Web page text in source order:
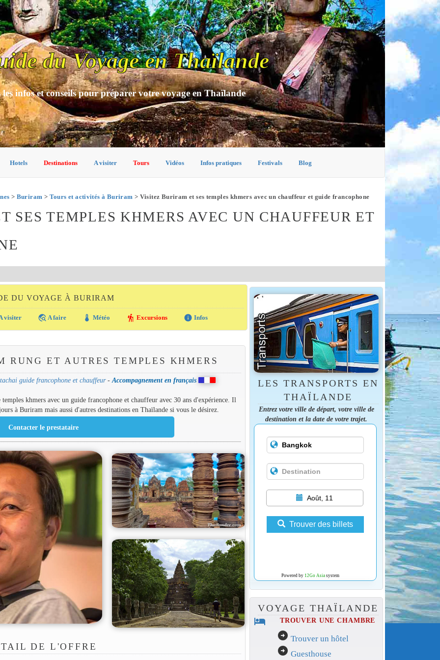
du Voyage en Thaïlande
les infos et conseils pour préparer votre voyage en Thaïlande
Hotels Destinations A visiter Tours Vidéos Infos pratiques Festivals Blog
> Buriram > Tours et activités à Buriram > Visitez Buriram et ses temples khmers avec un chauffeur et guide francophone
SES TEMPLES KHMERS AVEC UN CHAUFFEUR ET
DU VOYAGE À BURIRAM
visiter travel_explore A faire thermostat Météo hiking Excursions info Infos
RUNG ET AUTRES TEMPLES KHMERS
guide francophone et chauffeur- Accompagnement en français
khmers avec un guide francophone et chauffeur avec 30 ans d'expérience. Il
à Buriram mais aussi d'autres destinations en Thaïlande si vous le désirez.
Contacter le prestataire
DE L'OFFRE
LES TRANSPORTS EN
THAÏLANDE
Entrez votre ville de départ, votre ville de
destination et la date de votre trajet.
Août, 11
Trouver des billets
Powered by 12Go Asiasystem
VOYAGE THAÏLANDE
hotel TROUVER UNE CHAMBRE
arrow_circle_right Trouver un hôtel
arrow_circle_right Guesthouse